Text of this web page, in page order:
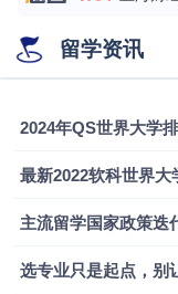
留学资讯
2024年QS世界大学
最新2022软科世界大
主流留学国家政策迭
选专业只是起点，别